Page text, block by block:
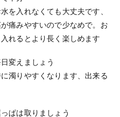
を入れなくても大丈夫です、
痛みやすいので少なめで。お
れるとより長く楽しめます
変えましょう
濁りやすくなります、出来る
ぱは取りましょう